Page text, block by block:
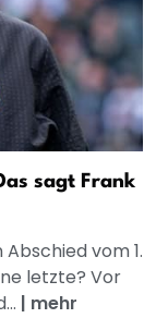
sagt Frank
vom 1.
letzte? Vor
| mehr